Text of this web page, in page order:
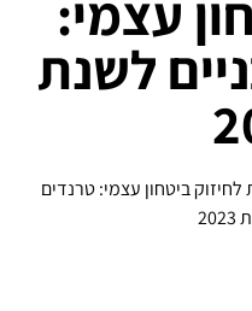
עצמי:
לשנת
לחיזוק ביטחון עצמי: טרנדים